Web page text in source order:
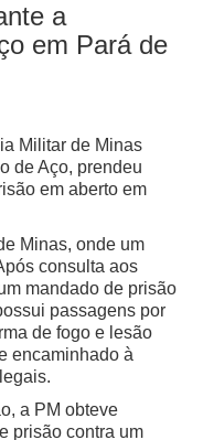
a
em Pará de
Militar de Minas
de Aço, prendeu
em aberto em
Minas, onde um
consulta aos
mandado de prisão
passagens por
de fogo e lesão
encaminhado à
a PM obteve
prisão contra um